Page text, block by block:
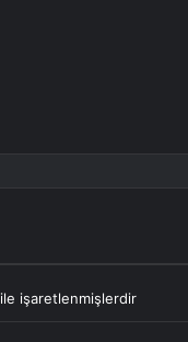
ile işaretlenmişlerdir